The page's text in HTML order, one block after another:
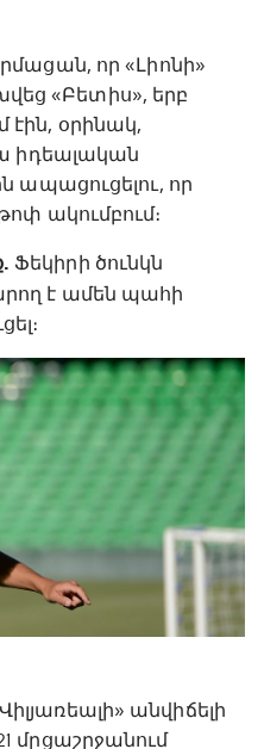
որ «Լիոնի»
«Բետիս», երբ
օրինակ,
իդեալական
ապացուցելու, որ
ակումբում։
Ֆեկիրի ծունկն
է ամեն պահի
անվիճելի
մրցաշրջանում